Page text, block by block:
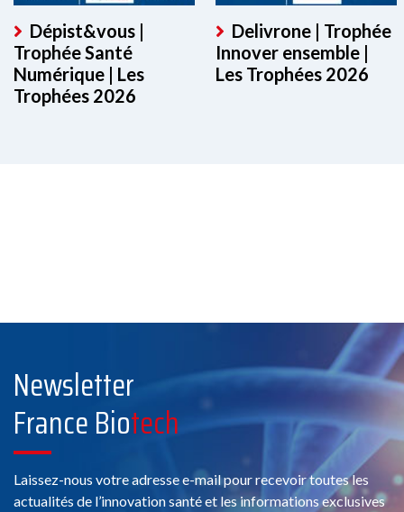
Dépist&vous |
Trophée Santé
Numérique | Les
Trophées 2026
Delivrone | Trophée
Innover ensemble |
Les Trophées 2026
Newsletter
France Biotech
Laissez-nous votre adresse e-mail pour recevoir toutes les
actualités de l’innovation santé et les informations exclusives